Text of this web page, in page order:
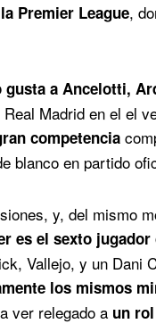
Premier League,
gusta a Ancelotti,
Madrid en el el
competencia
blanco en partido
y, del mismo
es el sexto
Vallejo, y un Dani
los mismos
ver relegado a un